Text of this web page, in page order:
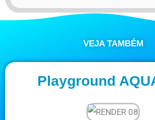
VEJA TAMBÉM
Playground